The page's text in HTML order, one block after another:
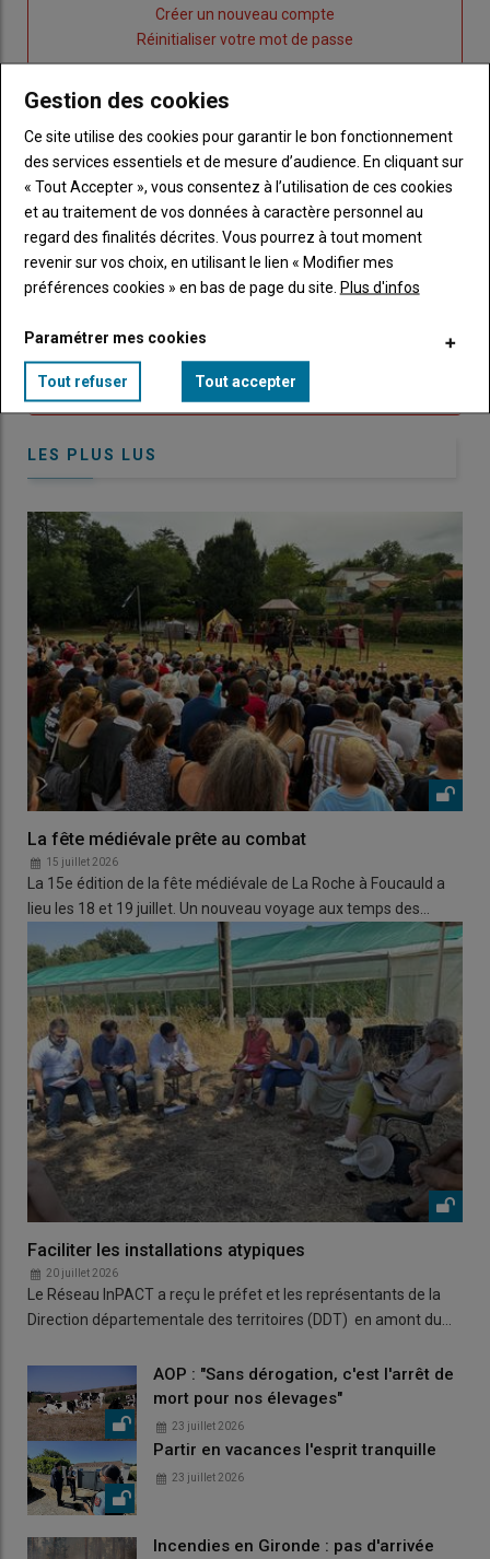
un
nouveau
Créer un nouveau compte
"Réinitialiser
votre
de
passe"
Réinitialiser votre mot de passe
"Je
me
connecte"
Je me connecte
Sous-
titre
Vous n'êtes pas abonné(e)
TITRE CRÉEZ UN COMPTE
BodyChoisissez votre formule et créez votre
Lien Créez un compte
LES PLUS LUS
La fête médiévale prête au combat
15 juillet 2026
La 15e édition de la fête médiévale de La Roche à Foucauld a
lieu les 18 et 19 juillet. Un nouveau voyage aux temps des…
Faciliter les installations atypiques
20 juillet 2026
Le Réseau InPACT a reçu le préfet et les représentants de la
Direction départementale des territoires (DDT) en amont du…
AOP : "Sans dérogation, c'est l'arrêt de
mort pour nos élevages"
23 juillet 2026
Partir en vacances l'esprit tranquille
23 juillet 2026
Incendies en Gironde : pas d'arrivée
Gestion des cookies
Ce site utilise des cookies pour garantir le bon fonctionnement
des services essentiels et de mesure d’audience. En cliquant sur
« Tout Accepter », vous consentez à l’utilisation de ces cookies
et au traitement de vos données à caractère personnel au
regard des finalités décrites. Vous pourrez à tout moment
revenir sur vos choix, en utilisant le lien « Modifier mes
préférences cookies » en bas de page du site. Plus d'infos
Paramétrer mes cookies
Tout refuser Tout accepter